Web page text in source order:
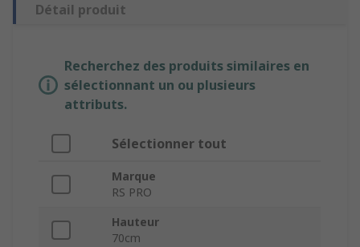
Détail produit
Recherchez des produits similaires en
sélectionnant un ou plusieurs
attributs.
Sélectionner tout
Marque
RS PRO
Hauteur
70cm